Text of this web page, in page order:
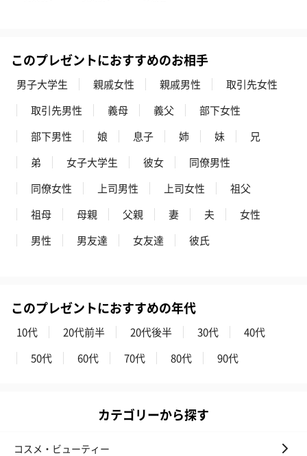
このプレゼントにおすすめのお相手
男子大学生 親戚女性 親戚男性
取引先女性
取引先男性
義母 義父
部下女性
部下男性
娘 息子 姉 妹
兄
弟
女子大学生 彼女
同僚男性
同僚女性
上司男性 上司女性
祖父
祖母
母親 父親 妻 夫
女性
男性
男友達 女友達 彼氏
このプレゼントにおすすめの年代
10代 20代前半 20代後半 30代
40代
50代
60代 70代 80代 90代
カテゴリーから探す
コスメ・ビューティー